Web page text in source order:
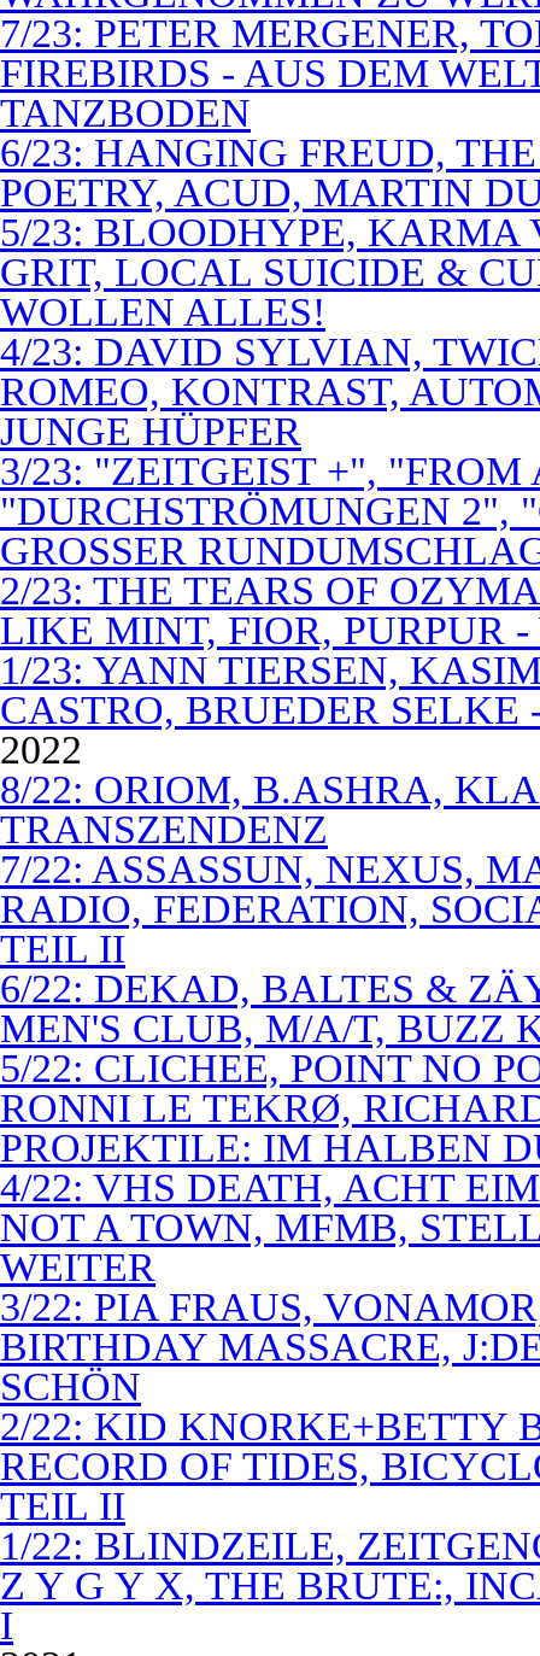
7/23: PETER MERGENER,
FIREBIRDS - AUS DEM
TANZBODEN
6/23: HANGING FREUD,
POETRY, ACUD, MARTIN
5/23: BLOODHYPE, KARMA
GRIT, LOCAL SUICIDE &
WOLLEN ALLES!
4/23: DAVID SYLVIAN,
ROMEO, KONTRAST,
JUNGE HÜPFER
3/23: "ZEITGEIST +", "FROM
"DURCHSTRÖMUNGEN 2",
GROSSER
2/23: THE TEARS OF
LIKE MINT, FIOR, PURPUR
1/23: YANN TIERSEN,
CASTRO, BRUEDER SELKE
2022
8/22: ORIOM, B.ASHRA,
TRANSZENDENZ
7/22: ASSASSUN, NEXUS,
RADIO, FEDERATION,
TEIL II
6/22: DEKAD, BALTES &
MEN'S CLUB, M/A/T, BUZZ
5/22: CLICHEE, POINT NO
RONNI LE TEKRØ,
PROJEKTILE: IM HALBEN
4/22: VHS DEATH, ACHT
NOT A TOWN, MFMB,
WEITER
3/22: PIA FRAUS,
BIRTHDAY MASSACRE,
SCHÖN
2/22: KID KNORKE+BETTY
RECORD OF TIDES,
TEIL II
1/22: BLINDZEILE,
Z Y G Y X, THE BRUTE:,
I